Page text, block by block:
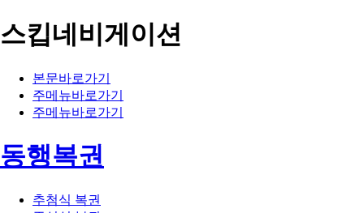
스킵네비게이션
본문바로가기
주메뉴바로가기
주메뉴바로가기
동행복권
추첨식 복권